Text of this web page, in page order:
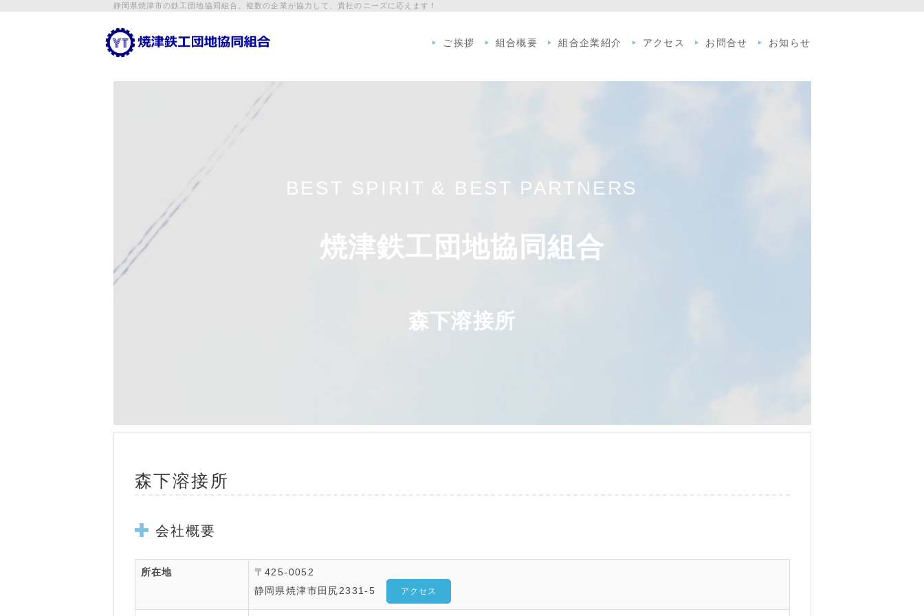
静岡県焼津市の鉄工団地協同組合。複数の企業が協力して、貴社のニーズに応えます！
ご挨拶 組合概要 組合企業紹介 アクセス お問合せ お知らせ
BEST SPIRIT & BEST PARTNERS
焼津鉄工団地協同組合
森下溶接所
森下溶接所
会社概要
所在地
〒425-0052
静岡県焼津市田尻2331-5
アクセス